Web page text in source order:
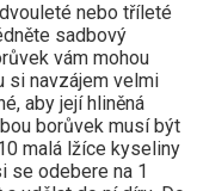
nebo tříleté
sadbový
vám mohou
si navzájem velmi
aby její hliněná
borůvek musí být
malá lžíce kyseliny
se odebere na 1